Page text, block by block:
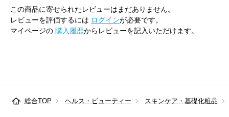
この商品に寄せられたレビューはまだありません。
レビューを評価するには ログインが必要です。
マイページの 購入履歴からレビューを記入いただけます。
総合TOP ヘルス・ビューティー スキンケア・基礎化粧品